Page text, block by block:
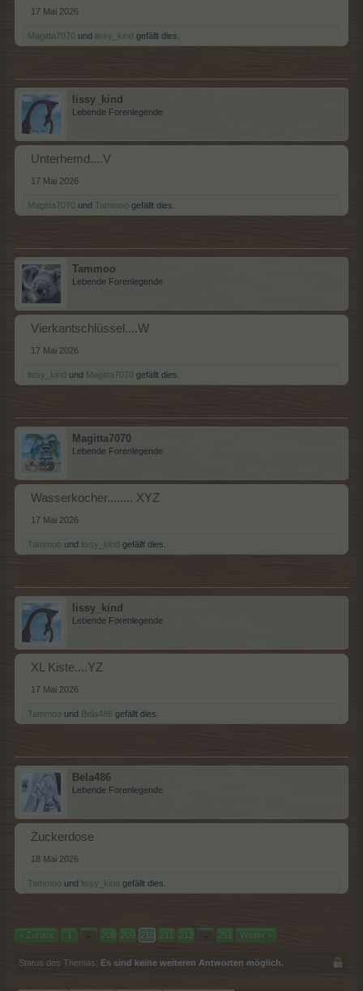
17 Mai 2026
Magitta7070 und lissy_kind gefällt dies.
lissy_kind
Lebende Forenlegende
Unterhemd....V
17 Mai 2026
Magitta7070 und Tammoo gefällt dies.
Tammoo
Lebende Forenlegende
Vierkantschlüssel....W
17 Mai 2026
lissy_kind und Magitta7070 gefällt dies.
Magitta7070
Lebende Forenlegende
Wasserkocher........ XYZ
17 Mai 2026
Tammoo und lissy_kind gefällt dies.
lissy_kind
Lebende Forenlegende
XL Kiste....YZ
17 Mai 2026
Tammoo und Bela486 gefällt dies.
Bela486
Lebende Forenlegende
Zuckerdose
18 Mai 2026
Tammoo und lissy_kind gefällt dies.
< Zurück 1 ← 208 209 210 211 212 → 251 Weiter >
Status des Themas: Es sind keine weiteren Antworten möglich.